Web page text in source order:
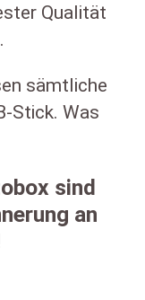
Qualität
sämtliche
Stick. Was
sind
an